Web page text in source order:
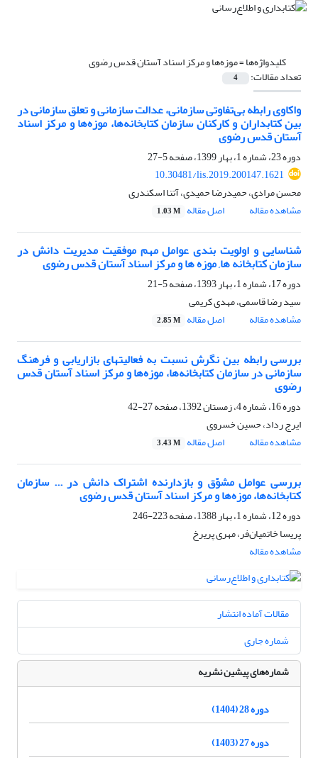
کلیدواژه‌ها =موزه‌ها و مرکز اسناد آستان قدس رضوی
تعداد مقالات: 4
واکاوی رابطه بی‌تفاوتی سازمانی، عدالت سازمانی و تعلق سازمانی در
بین کتابداران و کارکنان سازمان کتابخانه‌ها، موزه‌ها و مرکز اسناد
آستان قدس رضوی
دوره 23، شماره 1، بهار 1399، صفحه
5-27
10.30481/lis.2019.200147.1621
محسن مرادی، حمیدرضا حمیدی، آتنا اسکندری
مشاهده مقاله
اصل مقاله 1.03 M
شناسایی و اولویت بندی عوامل مهم موفقیت مدیریت دانش در
سازمان کتابخانه ها, موزه ها و مرکز اسناد آستان قدس رضوی
دوره 17، شماره 1، بهار 1393، صفحه
5-21
سید رضا قاسمی، مهدی کریمی
مشاهده مقاله
اصل مقاله 2.85 M
بررسی رابطه بین نگرش نسبت به فعالیتهای بازاریابی و فرهنگ
سازمانی در سازمان کتابخانه‌ها، موزه‌ها و مرکز اسناد آستان قدس
رضوی
دوره 16، شماره 4، زمستان 1392، صفحه
27-42
ایرج رداد، حسین خسروی
مشاهده مقاله
اصل مقاله 3.43 M
بررسی عوامل مشوّق و بازدارنده اشتراک دانش در ... سازمان
کتابخانه‌ها، موزه‌ها و مرکز اسناد آستان قدس رضوی
دوره 12، شماره 1، بهار 1388، صفحه
223-246
پریسا خاتمیان‌فر، مهری پریرخ
مشاهده مقاله
مقالات آماده انتشار
شماره جاری
شماره‌های پیشین نشریه
دوره 28 (1404)
دوره 27 (1403)